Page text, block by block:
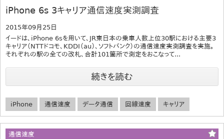
iPhone 6s 3キャリア通信速度実測調査
2015年09月25日
イードは、iPhone 6sを用いて、JR東日本の乗車人数上位30駅における主要3
キャリア（NTTドコモ、KDDI（au）、ソフトバンク）の通信速度実測調査を実施。
それぞれの駅の全ての改札、合計101箇所で測定をおこなって...
続きを読む
iPhone 通信速度 データ通信 回線速度 キャリア
通信速度